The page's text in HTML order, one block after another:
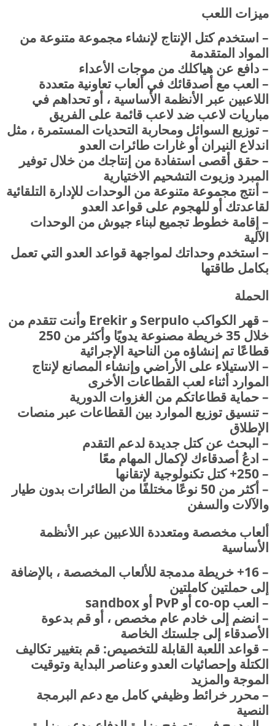
ميزات اللعب
– استخدم كتل الإنتاج لإنشاء مجموعة متنوعة من
المواد المتقدمة
– دافع عن هياكلك من موجات الأعداء
– العب مع أصدقائك في ألعاب تعاونية متعددة
اللاعبين عبر الأنظمة الأساسية ، أو تحداهم في
مباريات لاعب ضد لاعب قائمة على الفريق
– توزيع السوائل ومحاربة التحديات المستمرة ، مثل
اندلاع النيران أو غارات طائرات العدو
– حقق أقصى استفادة من إنتاجك من خلال توفير
المبرد وزيوت التشحيم الاختيارية
– أنتج مجموعة متنوعة من الوحدات للإدارة التلقائية
لقاعدتك أو للهجوم على قواعد العدو
– إقامة خطوط تجميع لبناء جيوش من الوحدات
الآلية
– استخدم وحداتك لمواجهة قواعد العدو التي تعمل
بكامل طاقتها
الحملة
– قهر الكواكب Serpulo و Erekir وأنت تتقدم من
خلال 35 خريطة مصنوعة يدويًا وأكثر من 250
قطاعًا تم إنشاؤه من الناحية الإجرائية
– الاستيلاء على الأراضي وإنشاء المصانع لإنتاج
الموارد أثناء لعب القطاعات الأخرى
– حماية قطاعاتكم من الغزوات الدورية
– تنسيق توزيع الموارد بين القطاعات عبر منصات
الإطلاق
– البحث عن كتل جديدة لدعم التقدم
– ادعُ أصدقاءك لإكمال المهام معًا
– 250+ كتل تكنولوجية لإتقانها
– أكثر من 50 نوعًا مختلفًا من الطائرات بدون طيار
والآلات والسفن
ألعاب مخصصة ومتعددة اللاعبين عبر الأنظمة
الأساسية
– 16+ خريطة مدمجة للألعاب المخصصة ، بالإضافة
إلى حملتين كاملتين
– العب co-op أو PvP أو sandbox
– انضم إلى خادم عام مخصص ، أو قم بدعوة
الأصدقاء إلى جلستك الخاصة
– قواعد اللعبة القابلة للتخصيص: قم بتغيير تكاليف
الكتلة وإحصائيات العدو وعناصر البداية وتوقيت
الموجة والمزيد
– محرر خرائط وظيفي كامل مع دعم البرمجة
النصية